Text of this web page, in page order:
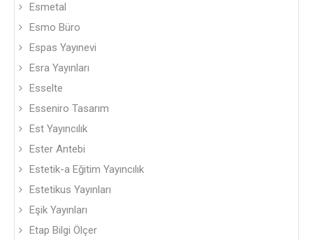
Esmetal
Esmo Büro
Espas Yayınevi
Esra Yayınları
Esselte
Esseniro Tasarım
Est Yayıncılık
Ester Antebi
Estetik-a Eğitim Yayıncılık
Estetikus Yayınları
Eşik Yayınları
Etap Bilgi Ölçer